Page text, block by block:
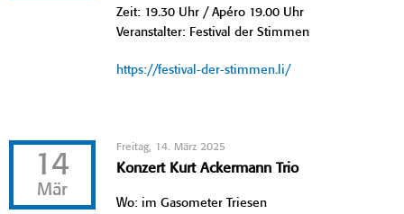
Zeit: 19.30 Uhr / Apéro 19.00 Uhr
Veranstalter: Festival der Stimmen
https://festival-der-stimmen.li/
14
Mär
Freitag, 14. März 2025
Konzert Kurt Ackermann Trio
Wo: im Gasometer Triesen